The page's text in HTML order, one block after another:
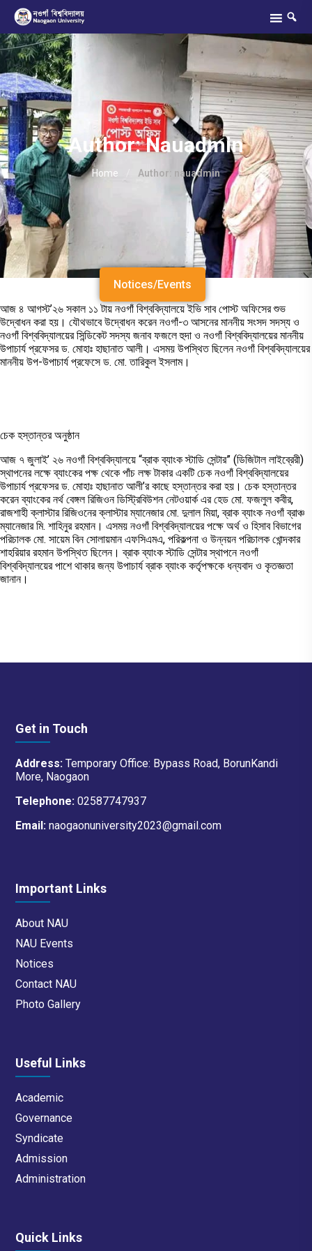
Author:Nauadmin
Home / Author: nauadmin
Notices/Events
আজ ৪ আগস্ট’২৬ সকাল ১১ টায় নওগাঁ বিশ্ববিদ্যালয়ে ইভি সাব পোস্ট অফিসের শুভ
উদ্বোধন করা হয়। যৌথভাবে উদ্বোধন করেন নওগাঁ-৩ আসনের মাননীয় সংসদ সদস্য ও
নওগাঁ বিশ্ববিদ্যালয়ের সিন্ডিকেট সদস্য জনাব ফজলে হুদা ও নওগাঁ বিশ্ববিদ্যালয়ের মাননীয়
উপাচার্য প্রফেসর ড. মোহাঃ হাছানাত আলী। এসময় উপস্থিত ছিলেন নওগাঁ বিশ্ববিদ্যালয়ের
মাননীয় উপ-উপাচার্য প্রফেসে ড. মো. তারিকুল ইসলাম।
চেক হস্তান্তর অনুষ্ঠান
আজ ৭ জুলাই’ ২৬ নওগাঁ বিশ্ববিদ্যালয়ে “ব্রাক ব্যাংক স্টাডি সেন্টার” (ডিজিটাল লাইব্রেরী)
স্থাপনের লক্ষে ব্যাংকের পক্ষ থেকে পাঁচ লক্ষ টাকার একটি চেক নওগাঁ বিশ্ববিদ্যালয়ের
উপাচার্য প্রফেসর ড. মোহাঃ হাছানাত আলী’র কাছে হস্তান্তর করা হয়। চেক হস্তান্তর
করেন ব্যাংকের নর্থ বেঙ্গল রিজিওন ডিস্ট্রিবিউশন নেটওয়ার্ক এর হেড মো. ফজলুল কবীর,
রাজশাহী ক্লাস্টার রিজিওনের ক্লাস্টার ম্যানেজার মো. দুলাল মিয়া, ব্রাক ব্যাংক নওগাঁ ব্রাঞ্চ
ম্যানেজার মি. শাহিনুর রহমান। এসময় নওগাঁ বিশ্ববিদ্যালয়ের পক্ষে অর্থ ও হিসাব বিভাগের
পরিচালক মো. সায়েম বিন সোলায়মান এফসিএমএ, পরিকল্পনা ও উন্নয়ন পরিচালক খোন্দকার
শাহরিয়ার রহমান উপস্থিত ছিলেন। ব্রাক ব্যাংক স্টাডি সেন্টার স্থাপনে নওগাঁ
বিশ্ববিদ্যালয়ের পাশে থাকার জন্য উপাচার্য ব্রাক ব্যাংক কর্তৃপক্ষকে ধন্যবাদ ও কৃতজ্ঞতা
জানান।
Get in Touch
Address: Temporary Office: Bypass Road, BorunKandi
More, Naogaon
Telephone: 02587747937
Email: naogaonuniversity2023@gmail.com
Important Links
About NAU
NAU Events
Notices
Contact NAU
Photo Gallery
Useful Links
Academic
Governance
Syndicate
Admission
Administration
Quick Links